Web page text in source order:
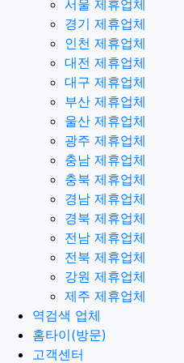
서울 제휴업체
경기 제휴업체
인천 제휴업체
대전 제휴업체
대구 제휴업체
부산 제휴업체
울산 제휴업체
광주 제휴업체
충남 제휴업체
충북 제휴업체
경남 제휴업체
경북 제휴업체
전남 제휴업체
전북 제휴업체
강원 제휴업체
제주 제휴업체
역검색 업체
홈타이(방문)
고객센터